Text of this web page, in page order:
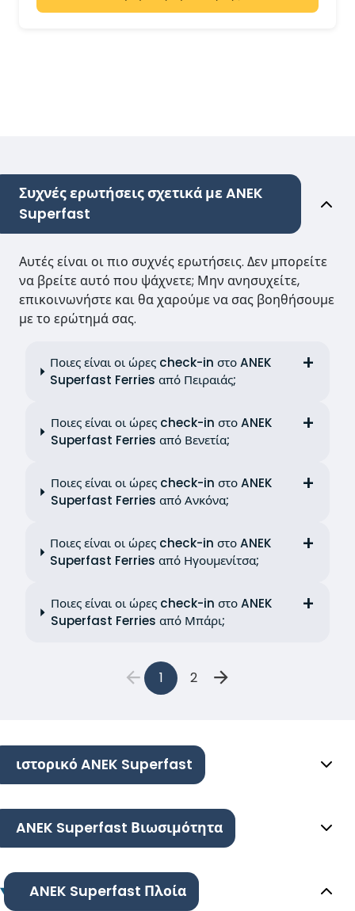
Συχνές ερωτήσεις σχετικά με ANEK
Superfast
Αυτές είναι οι πιο συχνές ερωτήσεις. Δεν μπορείτε
να βρείτε αυτό που ψάχνετε; Μην ανησυχείτε,
επικοινωνήστε και θα χαρούμε να σας βοηθήσουμε
με το ερώτημά σας.
Ποιες είναι οι ώρες check-in στο ANEK
Superfast Ferries από Πειραιάς;
Ποιες είναι οι ώρες check-in στο ANEK
Superfast Ferries από Βενετία;
Ποιες είναι οι ώρες check-in στο ANEK
Superfast Ferries από Ανκόνα;
Ποιες είναι οι ώρες check-in στο ANEK
Superfast Ferries από Ηγουμενίτσα;
Ποιες είναι οι ώρες check-in στο ANEK
Superfast Ferries από Μπάρι;
1 2
ιστορικό ANEK Superfast
ANEK Superfast Βιωσιμότητα
ANEK Superfast Πλοία